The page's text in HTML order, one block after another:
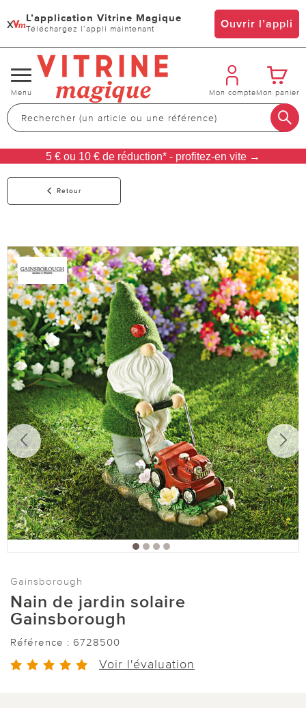
x L’application Vitrine Magique
Téléchargez l’appli maintenant Ouvrir l’appli
Changer
de
navigation
Menu Mon compteMon panier
5 € ou 10 € de réduction* - profitez-en vite →
Retour
Gainsborough
Nain de jardin solaire
Gainsborough
Référence : 6728500
Voir l'évaluation